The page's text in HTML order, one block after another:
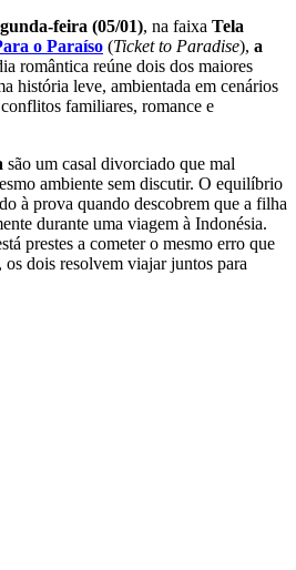
feira (05/01), na faixa Tela
o Paraíso (Ticket to Paradise), a
romântica reúne dois dos maiores
história leve, ambientada em cenários
familiares, romance e
são um casal divorciado que mal
ambiente sem discutir. O equilíbrio
à prova quando descobrem que a filha
durante uma viagem à Indonésia.
prestes a cometer o mesmo erro que
os dois resolvem viajar juntos para